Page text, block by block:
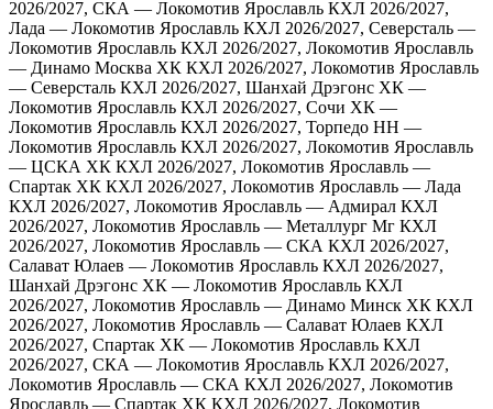
2026/2027, СКА — Локомотив Ярославль КХЛ 2026/2027,
Лада — Локомотив Ярославль КХЛ 2026/2027, Северсталь —
Локомотив Ярославль КХЛ 2026/2027, Локомотив Ярославль
— Динамо Москва ХК КХЛ 2026/2027, Локомотив Ярославль
— Северсталь КХЛ 2026/2027, Шанхай Дрэгонс ХК —
Локомотив Ярославль КХЛ 2026/2027, Сочи ХК —
Локомотив Ярославль КХЛ 2026/2027, Торпедо НН —
Локомотив Ярославль КХЛ 2026/2027, Локомотив Ярославль
— ЦСКА ХК КХЛ 2026/2027, Локомотив Ярославль —
Спартак ХК КХЛ 2026/2027, Локомотив Ярославль — Лада
КХЛ 2026/2027, Локомотив Ярославль — Адмирал КХЛ
2026/2027, Локомотив Ярославль — Металлург Мг КХЛ
2026/2027, Локомотив Ярославль — СКА КХЛ 2026/2027,
Салават Юлаев — Локомотив Ярославль КХЛ 2026/2027,
Шанхай Дрэгонс ХК — Локомотив Ярославль КХЛ
2026/2027, Локомотив Ярославль — Динамо Минск ХК КХЛ
2026/2027, Локомотив Ярославль — Салават Юлаев КХЛ
2026/2027, Спартак ХК — Локомотив Ярославль КХЛ
2026/2027, СКА — Локомотив Ярославль КХЛ 2026/2027,
Локомотив Ярославль — СКА КХЛ 2026/2027, Локомотив
Ярославль — Спартак ХК КХЛ 2026/2027, Локомотив